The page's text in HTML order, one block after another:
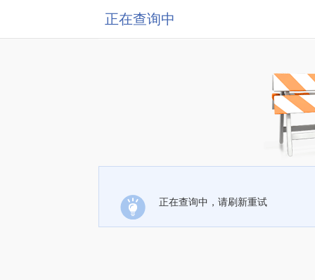
正在查询中
正在查询中，请刷新重试